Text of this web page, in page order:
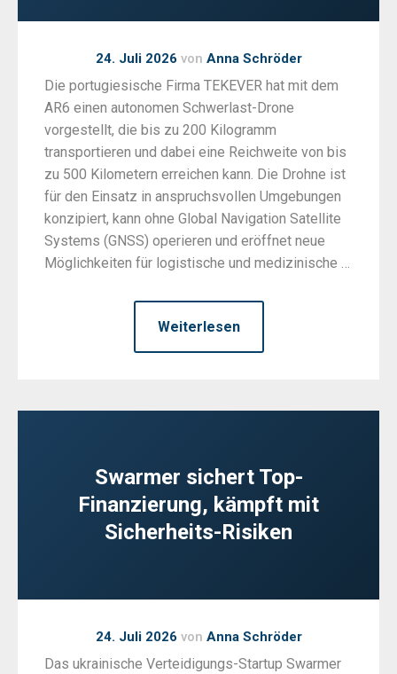
24. Juli 2026 von Anna Schröder
Die portugiesische Firma TEKEVER hat mit dem
AR6 einen autonomen Schwerlast-Drone
vorgestellt, die bis zu 200 Kilogramm
transportieren und dabei eine Reichweite von bis
zu 500 Kilometern erreichen kann. Die Drohne ist
für den Einsatz in anspruchsvollen Umgebungen
konzipiert, kann ohne Global Navigation Satellite
Systems (GNSS) operieren und eröffnet neue
Möglichkeiten für logistische und medizinische …
Weiterlesen
Swarmer sichert Top-
Finanzierung, kämpft mit
Sicherheits-Risiken
24. Juli 2026 von Anna Schröder
Das ukrainische Verteidigungs-Startup Swarmer